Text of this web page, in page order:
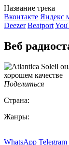
Название трека
Вконтакте Яндекс
Deezer Beatport
Веб
Поделиться
Страна:
Жанры:
WhatsApp Telegram